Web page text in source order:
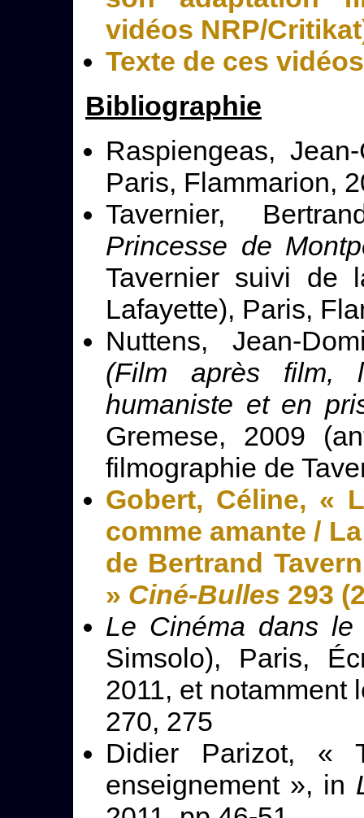
vidéos NRP/
Texte de ces
Bibliographie
Raspiengeas,
Paris, Flammarion,
Tavernier,
Princesse de
Tavernier suivi de
Lafayette), Paris,
Nuttens, Jean-
(Film après film,
humaniste et en
Gremese, 2009
filmographie de
Gobert, Céline, «
comme amante /
de Bertrand
» Ciné-Bulles 293
Le Cinéma dans le
Simsolo), Paris,
2011, et notamment
270, 275
Didier Parizot, «
enseignement », in